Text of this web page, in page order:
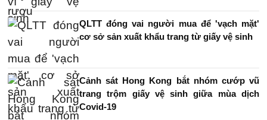
QLTT đóng vai người mua để 'vạch mặt'
cơ sở sản xuất khẩu trang từ giấy vệ sinh
Cảnh sát Hong Kong bắt nhóm cướp vũ
trang trộm giấy vệ sinh giữa mùa dịch
Covid-19